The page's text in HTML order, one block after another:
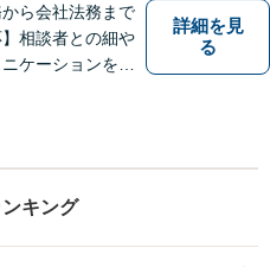
から会社法務まで
相談者との細や
ケーションを大
ご相談くださ
来線「刈谷駅」4
あり】
詳細を見
る
キング